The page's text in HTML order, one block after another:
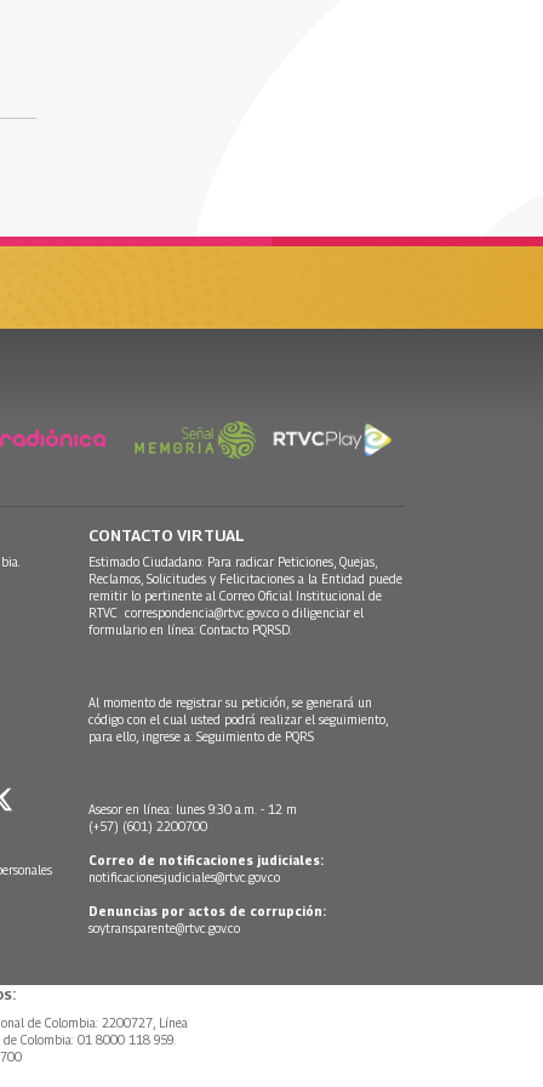
CONTACTO VIRTUAL
Estimado Ciudadano: Para radicar Peticiones, Quejas,
Reclamos, Solicitudes y Felicitaciones a la Entidad puede
remitir lo pertinente al Correo Oficial Institucional de
RTVC correspondencia@rtvc.gov.co o diligenciar el
formulario en línea: Contacto PQRSD.
Al momento de registrar su petición, se generará un
código con el cual usted podrá realizar el seguimiento,
para ello, ingrese a: Seguimiento de PQRS
Asesor en línea: lunes 9:30 a.m. - 12 m
(+57) (601) 2200700
Correo de notificaciones judiciales:
notificacionesjudiciales@rtvc.gov.co
Denuncias por actos de corrupción:
soytransparente@rtvc.gov.co
de Colombia: 2200727, Línea
Colombia: 01 8000 118 959.